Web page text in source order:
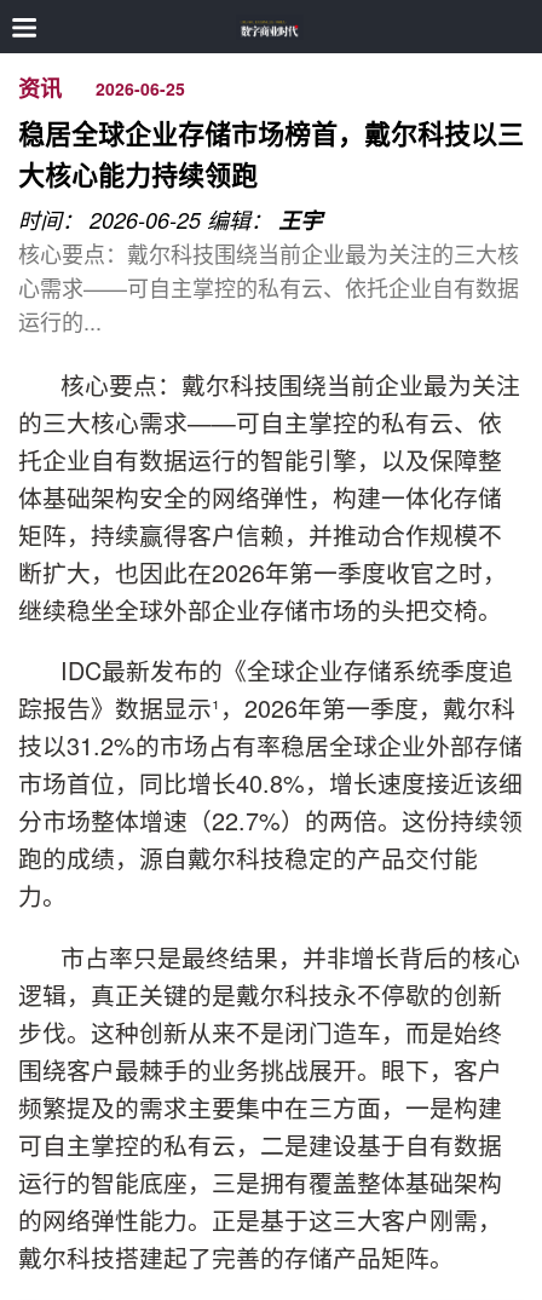
资讯 2026-06-25
稳居全球企业存储市场榜首，戴尔科技以三
大核心能力持续领跑
时间： 2026-06-25 编辑： 王宇
核心要点：戴尔科技围绕当前企业最为关注的三大核
心需求——可自主掌控的私有云、依托企业自有数据
运行的...
核心要点：戴尔科技围绕当前企业最为关注
的三大核心需求——可自主掌控的私有云、依
托企业自有数据运行的智能引擎，以及保障整
体基础架构安全的网络弹性，构建一体化存储
矩阵，持续赢得客户信赖，并推动合作规模不
断扩大，也因此在2026年第一季度收官之时，
继续稳坐全球外部企业存储市场的头把交椅。
IDC最新发布的《全球企业存储系统季度追
踪报告》数据显示¹，2026年第一季度，戴尔科
技以31.2%的市场占有率稳居全球企业外部存储
市场首位，同比增长40.8%，增长速度接近该细
分市场整体增速（22.7%）的两倍。这份持续领
跑的成绩，源自戴尔科技稳定的产品交付能
力。
市占率只是最终结果，并非增长背后的核心
逻辑，真正关键的是戴尔科技永不停歇的创新
步伐。这种创新从来不是闭门造车，而是始终
围绕客户最棘手的业务挑战展开。眼下，客户
频繁提及的需求主要集中在三方面，一是构建
可自主掌控的私有云，二是建设基于自有数据
运行的智能底座，三是拥有覆盖整体基础架构
的网络弹性能力。正是基于这三大客户刚需，
戴尔科技搭建起了完善的存储产品矩阵。